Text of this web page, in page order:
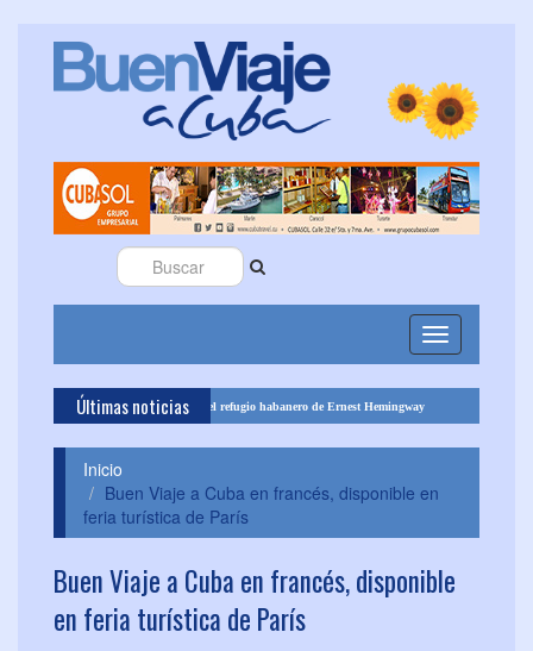
Toggle
navigation
Últimas noticias
Cubatur invita a recorrer el refugio habanero de Ernest Hemingway
Inicio
Buen Viaje a Cuba en francés, disponible en
feria turística de París
Buen Viaje a Cuba en francés, disponible
en feria turística de París